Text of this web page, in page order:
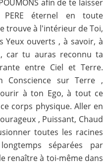
afin de te laisser
PERE éternel en toute
trouve à l'intérieur de Toi,
Yeux ouverts , à savoir, à
car tu auras reconnu ta
entre Ciel et Terre.
Conscience sur Terre ,
à ton Ego, à tout ce
corps physique. Aller en
, Puissant, Chaud
toutes les racines
séparées par
renaître à toi-même dans